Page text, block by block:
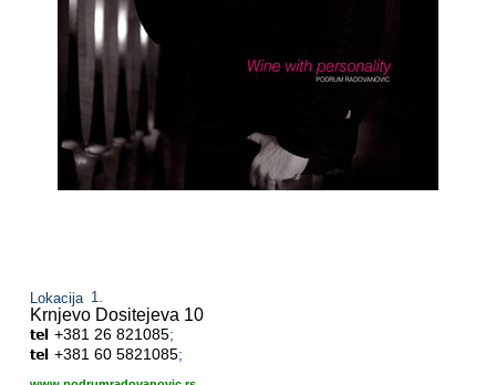
Lokacija
Krnjevo Dositejeva 10
+381 26 821085;
+381 60 5821085;